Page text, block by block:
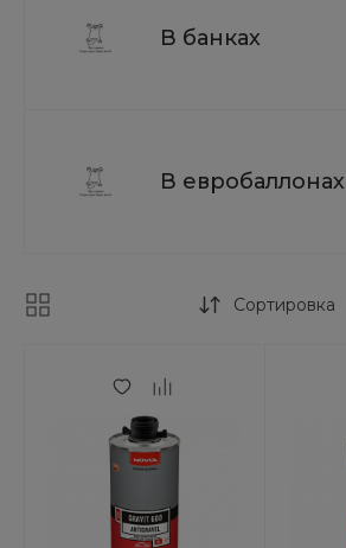
В банках
В евробаллонах
Сортировка